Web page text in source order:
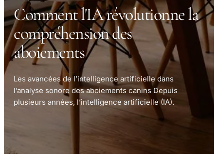
Comment l'IA révolutionne la
compréhension des
aboiements
Les avancées de l’intelligence artificielle dans
l’analyse sonore des aboiements canins Depuis
plusieurs années, l’intelligence artificielle (IA).